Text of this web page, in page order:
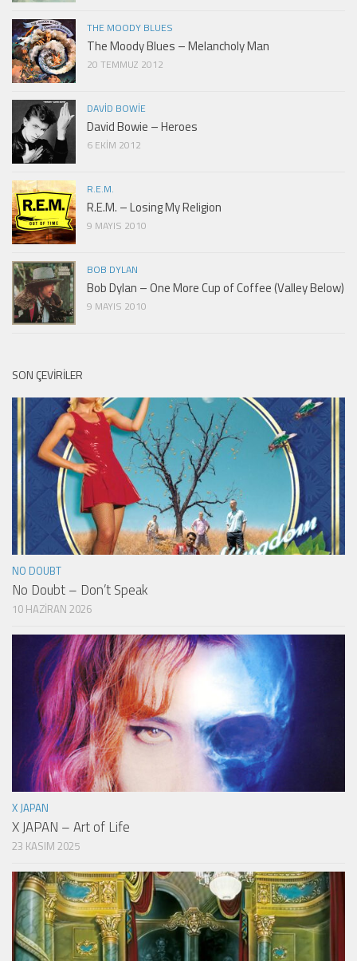
THE MOODY BLUES
The Moody Blues – Melancholy Man
20 TEMMUZ 2012
DAVID BOWIE
David Bowie – Heroes
6 EKIM 2012
R.E.M.
R.E.M. – Losing My Religion
9 MAYIS 2010
BOB DYLAN
Bob Dylan – One More Cup of Coffee (Valley Below)
9 MAYIS 2010
SON ÇEVIRILER
NO DOUBT
No Doubt – Don’t Speak
10 HAZIRAN 2026
X JAPAN
X JAPAN – Art of Life
23 KASIM 2025